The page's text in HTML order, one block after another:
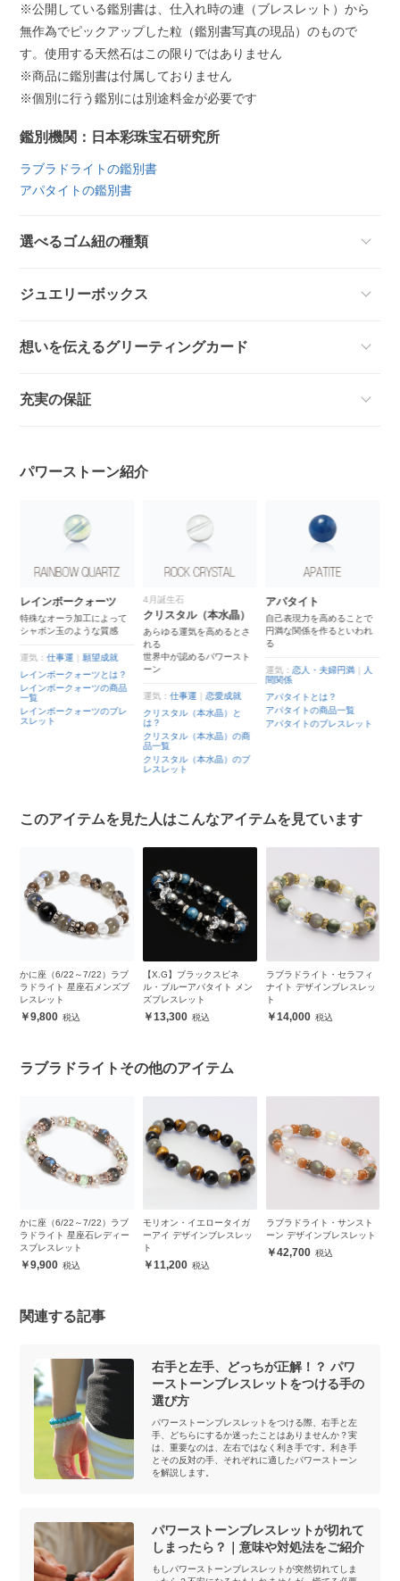
※公開している鑑別書は、仕入れ時の連（ブレスレット）から
無作為でピックアップした粒（鑑別書写真の現品）のもので
す。使用する天然石はこの限りではありません
※商品に鑑別書は付属しておりません
※個別に行う鑑別には別途料金が必要です
鑑別機関：日本彩珠宝石研究所
ラブラドライトの鑑別書
アパタイトの鑑別書
選べるゴム紐の種類
ジュエリーボックス
想いを伝えるグリーティングカード
充実の保証
パワーストーン紹介
レインボークォーツ
特殊なオーラ加工によって
シャボン玉のような質感
運気：仕事運
願望成就
レインボークォーツとは？
レインボークォーツの商品
一覧
レインボークォーツのブレ
スレット
4月誕生石
クリスタル（本水晶）
あらゆる運気を高めるとさ
れる
世界中が認めるパワースト
ーン
運気：仕事運 ｜恋愛成就
クリスタル（本水晶）と
は？
クリスタル（本水晶）の商
品一覧
クリスタル（本水晶）のブ
レスレット
アパタイト
自己表現力を高めることで
円満な関係を作るといわれ
る
運気：恋人・夫婦円満
人
間関係
アパタイトとは？
アパタイトの商品一覧
アパタイトのブレスレット
このアイテムを見た人はこんなアイテムを見ています
かに座（6/22～7/22）ラブ
ラドライト 星座石メンズブ
レスレット
9,800
【X.G】ブラックスピネ
ル・ブルーアパタイト メン
ズブレスレット
13,300
ラブラドライト・セラフィ
ナイト デザインブレスレッ
ト
14,000
ラブラドライトその他のアイテム
かに座（6/22～7/22）ラブ
ラドライト 星座石レディー
スブレスレット
9,900
モリオン・イエロータイガ
ーアイ デザインブレスレッ
ト
11,200
ラブラドライト・サンスト
ーン デザインブレスレット
42,700
関連する記事
右手と左手、どっちが正解！？ パワ
ーストーンブレスレットをつける手の
選び方
パワーストーンブレスレットをつける際、右手と左
手、どちらにするか迷ったことはありませんか？実
は、重要なのは、左右ではなく利き手です。利き手
とその反対の手、それぞれに適したパワーストーン
を解説します。
パワーストーンブレスレットが切れて
しまったら？｜意味や対処法をご紹介
もしパワーストーンブレスレットが突然切れてしま